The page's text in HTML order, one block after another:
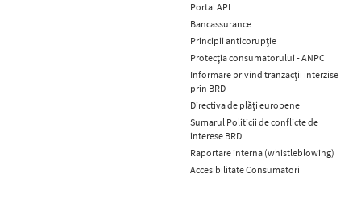
Portal API
Bancassurance
Principii anticorupţie
Protecţia consumatorului - ANPC
Informare privind tranzacții interzise
prin BRD
Directiva de plăți europene
Sumarul Politicii de conflicte de
interese BRD
Raportare interna (whistleblowing)
Accesibilitate Consumatori